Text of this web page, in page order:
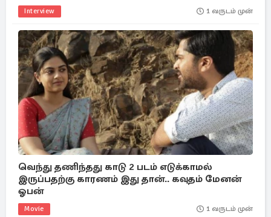
Interview 1 வருடம் முன்
வெந்து தணிந்தது காடு 2 படம் எடுக்காமல்
இருப்பதற்கு காரணம் இது தான்.. கவுதம் மேனன்
ஓபன்
Movie 1 வருடம் முன்